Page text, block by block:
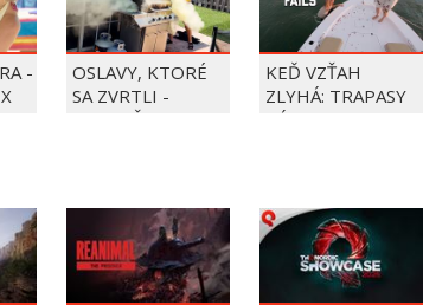
-
OSLAVY, KTORÉ
SA ZVRTLI -
NAJLEPŠIE
KEĎ VZŤAH
ZLYHÁ: TRAPASY
PÁROV